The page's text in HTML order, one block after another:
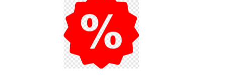
Мой аккаунт
Акции